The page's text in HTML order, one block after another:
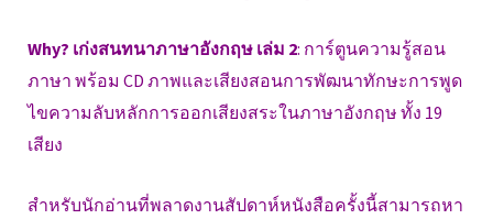
Why? เก่งสนทนาภาษาอังกฤษ เล่ม 2: การ์ตูนความรู้สอน
ภาษา พร้อม CD ภาพและเสียงสอนการพัฒนาทักษะการพูด
ไขความลับหลักการออกเสียงสระในภาษาอังกฤษ ทั้ง 19
เสียง
สำหรับนักอ่านที่พลาดงานสัปดาห์หนังสือครั้งนี้สามารถหา